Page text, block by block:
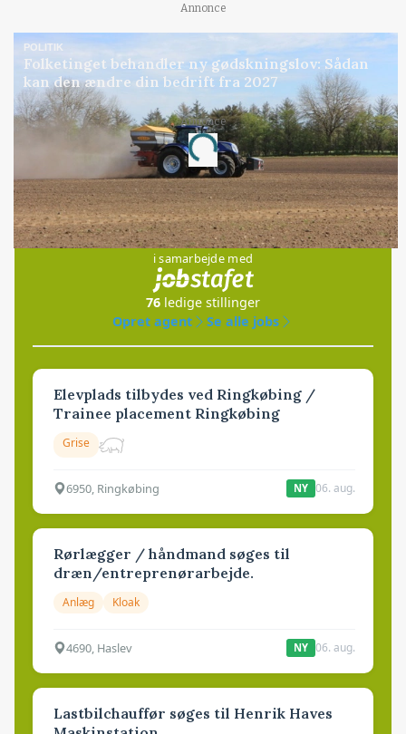
Annonce
POLITIK
Folketinget behandler ny gødskningslov: Sådan
kan den ændre din bedrift fra 2027
Annonce
Loading...
Jobs
i samarbejde med
76 ledige stillinger
Opret agent
Se alle jobs
Elevplads tilbydes ved Ringkøbing /
Trainee placement Ringkøbing
Grise
6950, Ringkøbing NY 06. aug.
Rørlægger / håndmand søges til
dræn/entreprenørarbejde.
Anlæg Kloak
4690, Haslev NY 06. aug.
Lastbilchauffør søges til Henrik Haves